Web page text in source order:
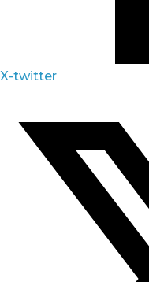
X-twitter